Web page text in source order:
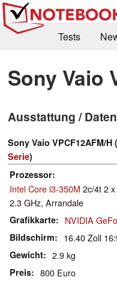
Tests
Kaufberatung
Deals
Forum
Sony Vaio
Ausstattung /
Sony Vaio VPCF12AFM/H (
Serie)
Prozessor
Intel Core i3-350M 2c/4t 2 x
2.3 GHz, Arrandale
Grafikkarte NVIDIA
Bildschirm 16.40 Zoll
Gewicht 2.9 kg
Preis 800 Euro